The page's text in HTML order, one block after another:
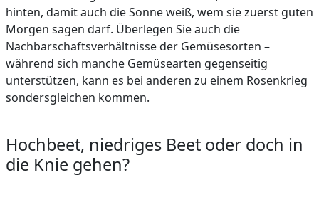
hinten, damit auch die Sonne weiß, wem sie zuerst guten
Morgen sagen darf. Überlegen Sie auch die
Nachbarschaftsverhältnisse der Gemüsesorten –
während sich manche Gemüsearten gegenseitig
unterstützen, kann es bei anderen zu einem Rosenkrieg
sondersgleichen kommen.
Hochbeet, niedriges Beet oder doch in
die Knie gehen?